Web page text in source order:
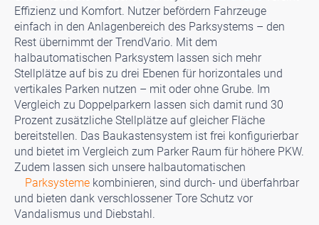
Effizienz und Komfort. Nutzer befördern Fahrzeuge
einfach in den Anlagenbereich des Parksystems – den
Rest übernimmt der TrendVario. Mit dem
halbautomatischen Parksystem lassen sich mehr
Stellplätze auf bis zu drei Ebenen für horizontales und
vertikales Parken nutzen – mit oder ohne Grube. Im
Vergleich zu Doppelparkern lassen sich damit rund 30
Prozent zusätzliche Stellplätze auf gleicher Fläche
bereitstellen. Das Baukastensystem ist frei konfigurierbar
und bietet im Vergleich zum Parker Raum für höhere PKW.
Zudem lassen sich unsere halbautomatischen
Parksysteme kombinieren, sind durch- und überfahrbar
und bieten dank verschlossener Tore Schutz vor
Vandalismus und Diebstahl.